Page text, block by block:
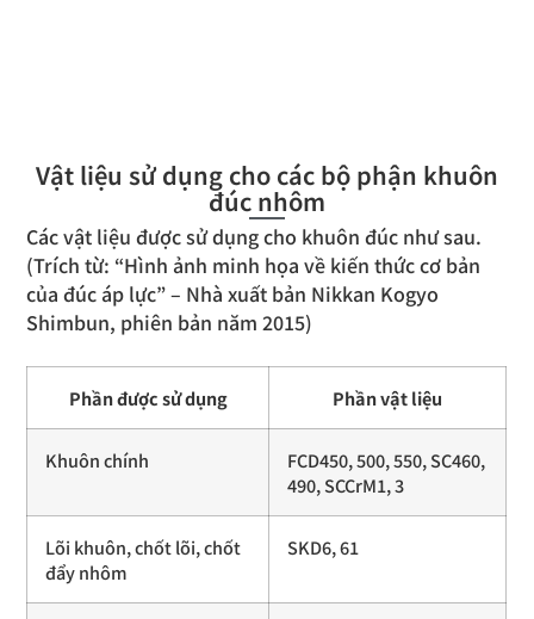
Vật liệu sử dụng cho các bộ phận khuôn
đúc nhôm
Các vật liệu được sử dụng cho khuôn đúc như sau.
(Trích từ: “Hình ảnh minh họa về kiến thức cơ bản
của đúc áp lực” – Nhà xuất bản Nikkan Kogyo
Shimbun, phiên bản năm 2015)
Phần được sử dụng Phần vật liệu
Khuôn chính
FCD450, 500, 550, SC460,
490, SCCrM1, 3
Lõi khuôn, chốt lõi, chốt
đẩy nhôm
SKD6, 61